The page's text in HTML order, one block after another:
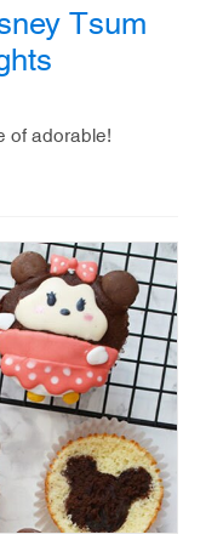
Tsum
of adorable!